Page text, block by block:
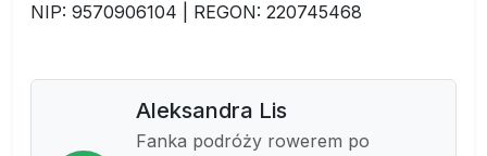
NIP: 9570906104 | REGON: 220745468
Aleksandra Lis
Fanka podróży rowerem po